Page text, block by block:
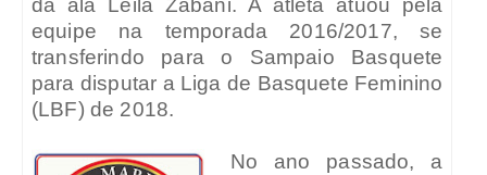
da ala Leila Zabani. A atleta atuou pela
equipe na temporada 2016/2017, se
transferindo para o Sampaio Basquete
para disputar a Liga de Basquete Feminino
(LBF) de 2018.
No ano passado, a